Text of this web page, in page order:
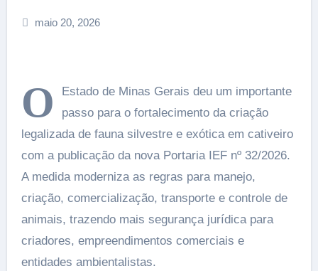
maio 20, 2026
O
Estado de Minas Gerais deu um importante
passo para o fortalecimento da criação
legalizada de fauna silvestre e exótica em cativeiro
com a publicação da nova Portaria IEF nº 32/2026.
A medida moderniza as regras para manejo,
criação, comercialização, transporte e controle de
animais, trazendo mais segurança jurídica para
criadores, empreendimentos comerciais e
entidades ambientalistas.